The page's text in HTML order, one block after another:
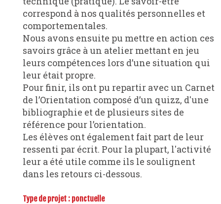
correspond à nos qualités personnelles et
comportementales.
Nous avons ensuite pu mettre en action ces
savoirs grâce à un atelier mettant en jeu
leurs compétences lors d’une situation qui
leur était propre.
Pour finir, ils ont pu repartir avec un Carnet
de l’Orientation composé d’un quizz, d'une
bibliographie et de plusieurs sites de
référence pour l’orientation.
Les élèves ont également fait part de leur
ressenti par écrit. Pour la plupart, l'activité
leur a été utile comme ils le soulignent
dans les retours ci-dessous.
Type de projet : ponctuelle